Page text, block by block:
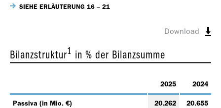
SIEHE ERLÄUTERUNG 16 – 21
Download
Bilanzstruktur1 in % der Bilanzsumme
2025 2024
Passiva (in Mio. €) 20.262 20.655